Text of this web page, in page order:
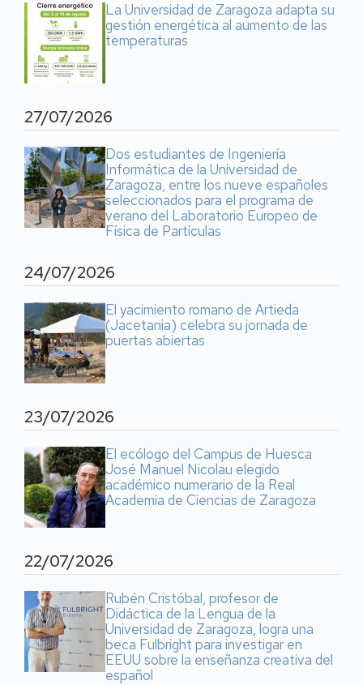
La Universidad de Zaragoza adapta su
gestión energética al aumento de las
temperaturas
27/07/2026
Dos estudiantes de Ingeniería
Informática de la Universidad de
Zaragoza, entre los nueve españoles
seleccionados para el programa de
verano del Laboratorio Europeo de
Física de Partículas
24/07/2026
El yacimiento romano de Artieda
(Jacetania) celebra su jornada de
puertas abiertas
23/07/2026
El ecólogo del Campus de Huesca
José Manuel Nicolau elegido
académico numerario de la Real
Academia de Ciencias de Zaragoza
22/07/2026
Rubén Cristóbal, profesor de
Didáctica de la Lengua de la
Universidad de Zaragoza, logra una
beca Fulbright para investigar en
EEUU sobre la enseñanza creativa del
español